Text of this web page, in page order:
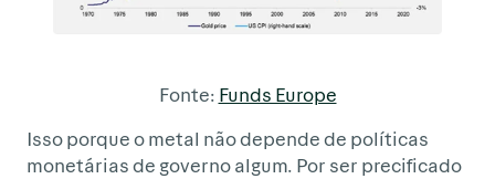
Fonte: Funds Europe
Isso porque o metal não depende de políticas
monetárias de governo algum. Por ser precificado